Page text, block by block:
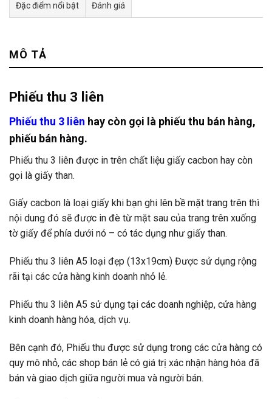
Đặc điểm nổi bật Đánh giá
MÔ TẢ
Phiếu thu 3 liên
Phiếu thu 3 liên hay còn gọi là phiếu thu bán hàng,
phiếu bán hàng.
Phiếu thu 3 liên được in trên chất liệu giấy cacbon hay còn
gọi là giấy than.
Giấy cacbon là loại giấy khi bạn ghi lên bề mặt trang trên thì
nội dung đó sẽ được in đè từ mặt sau của trang trên xuống
tờ giấy để phía dưới nó – có tác dụng như giấy than.
Phiếu thu 3 liên A5 loại đẹp (13x19cm) Được sử dụng rộng
rãi tại các cửa hàng kinh doanh nhỏ lẻ.
Phiếu thu 3 liên A5 sử dụng tại các doanh nghiệp, cửa hàng
kinh doanh hàng hóa, dịch vụ.
Bên cạnh đó, Phiếu thu được sử dụng trong các cửa hàng có
quy mô nhỏ, các shop bán lẻ có giá trị xác nhận hàng hóa đã
bán và giao dịch giữa người mua và người bán.